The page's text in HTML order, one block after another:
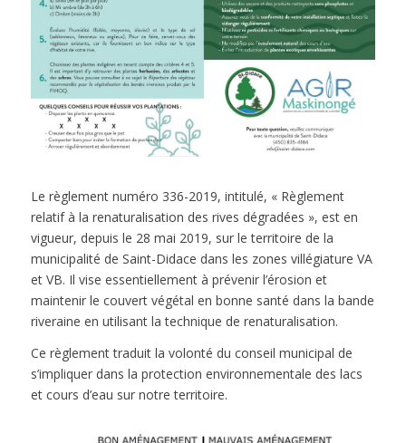
Le règlement numéro 336-2019, intitulé, « Règlement
relatif à la renaturalisation des rives dégradées », est en
vigueur, depuis le 28 mai 2019, sur le territoire de la
municipalité de Saint-Didace dans les zones villégiature VA
et VB. Il vise essentiellement à prévenir l’érosion et
maintenir le couvert végétal en bonne santé dans la bande
riveraine en utilisant la technique de renaturalisation.
Ce règlement traduit la volonté du conseil municipal de
s’impliquer dans la protection environnementale des lacs
et cours d’eau sur notre territoire.